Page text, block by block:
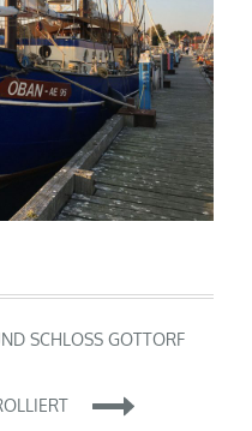
SCHLOSS GOTTORF